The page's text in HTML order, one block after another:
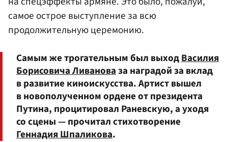
самое острое выступление за всю
продолжительную церемонию.
Самым же трогательным был выходВасилия
Борисовича Ливановаза наградой за вклад
в развитие киноискусства. Артист вышел
в новополученном ордене от президента
Путина, процитировал Раневскую, а уходя
со сцены — прочитал стихотворение
Геннадия Шпаликова.